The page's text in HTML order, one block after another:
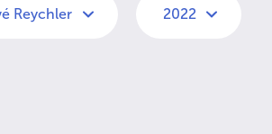
Reychler 2022